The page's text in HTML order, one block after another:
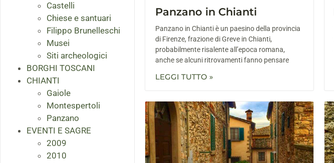
Castelli
Chiese e santuari
Filippo Brunelleschi
Musei
Siti archeologici
BORGHI TOSCANI
CHIANTI
Gaiole
Montespertoli
Panzano
EVENTI E SAGRE
2009
2010
Panzano in Chianti
Panzano in Chianti è un paesino della provincia
di Firenze, frazione di Greve in Chianti,
probabilmente risalente all’epoca romana,
anche se alcuni ritrovamenti fanno pensare
LEGGI TUTTO »